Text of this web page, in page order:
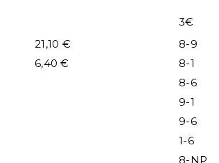
21,10 €
6,40 €
3€
8-9
8-1
8-6
9-1
9-6
1-6
8-NP